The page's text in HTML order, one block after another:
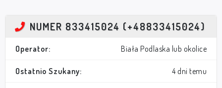
NUMER 833415024 (+48833415024)
Operator: Biała Podlaska lub okolice
Ostatnio Szukany: 4 dni temu